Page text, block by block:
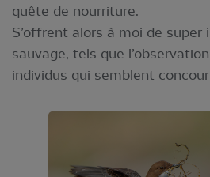
quête de nourriture.
S’offrent alors à moi de super
sauvage, tels que
individus qui semblent